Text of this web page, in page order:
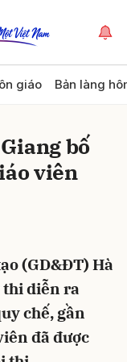
giáo Bản làng
bố
viên
(GD&ĐT) Hà
thi diễn ra
chế, gần
đã được